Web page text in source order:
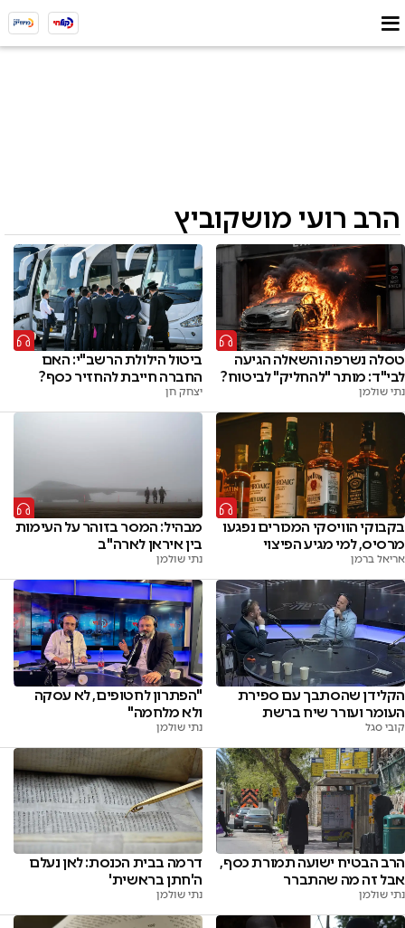
הרב רועי מושקוביץ
טסלה נשרפה והשאלה הגיעה
לבי"ד: מותר "להחליק" לביטוח?
נתי שולמן
ביטול הילולת הרשב"י: האם
החברה חייבת להחזיר כסף?
יצחק חן
בקבוקי הוויסקי המכורים נפגעו
מרסיס, למי מגיע הפיצוי
אריאל ברמן
מבהיל: המסר בזוהר על העימות
בין איראן לארה"ב
נתי שולמן
הקלידן שהסתבך עם ספירת
העומר ועורר שיח ברשת
קובי סגל
"הפתרון לחטופים, לא עסקה
ולא מלחמה"
נתי שולמן
הרב הבטיח ישועה תמורת כסף,
אבל זה מה שהתברר
נתי שולמן
דרמה בבית הכנסת: לאן נעלם
ה'חתן בראשית'
נתי שולמן